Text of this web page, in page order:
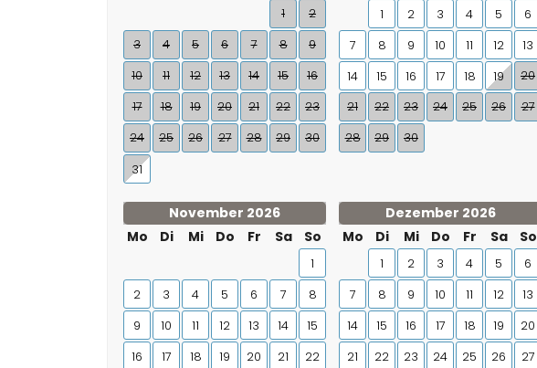
1
2
3
4 5 6 7 8
9
10
11 12 13 14 15
16
17
18 19 20 21 22
23
24
25 26 27 28 29 30
31
1 2 3 4 5
6
7
8 9 10 11 12
13
14
15 16 17 18 19
20
21
22 23 24 25 26
27
28
29 30
November 2026
Mo
Di Mi Do Fr Sa So
1
2
3 4 5 6 7
8
9
10 11 12 13 14
15
16
17 18 19 20 21
22
Dezember 2026
Mo
Di Mi Do Fr Sa So
1 2 3 4 5
6
7
8 9 10 11 12
13
14
15 16 17 18 19
20
21
22 23 24 25 26
27